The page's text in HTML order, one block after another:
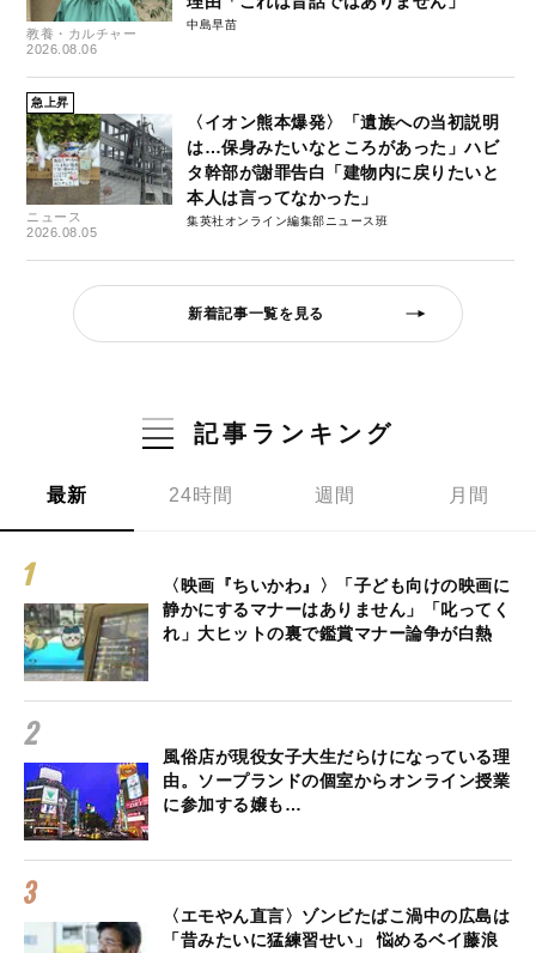
教養・カルチャー
2026.08.06
中島早苗
急上昇
ニュース
2026.08.05
〈イオン熊本爆発〉「遺族への当初説明
は…保身みたいなところがあった」ハビ
タ幹部が謝罪告白「建物内に戻りたいと
本人は言ってなかった」
集英社オンライン編集部ニュース班
新着記事一覧を見る
記事ランキング
最新 24時間 週間 月間
〈映画『ちいかわ』〉「子ども向けの映画に
静かにするマナーはありません」「叱ってく
れ」大ヒットの裏で鑑賞マナー論争が白熱
風俗店が現役女子大生だらけになっている理
由。ソープランドの個室からオンライン授業
に参加する嬢も…
〈エモやん直言〉ゾンビたばこ渦中の広島は
「昔みたいに猛練習せい」 悩めるベイ藤浪